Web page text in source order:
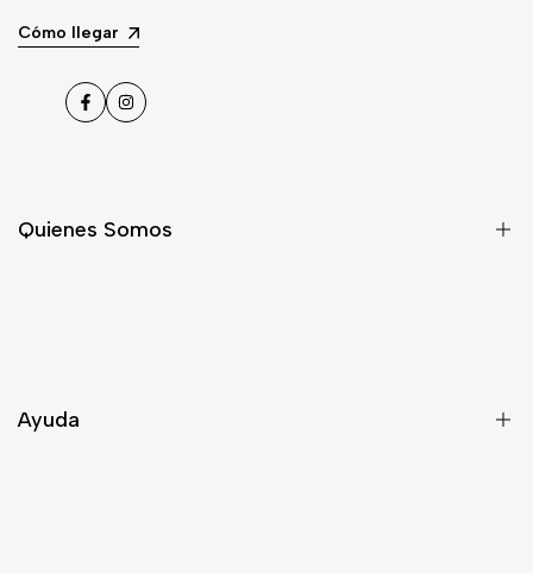
Cómo llegar
FacebookInstagram
Quienes Somos
Ayuda